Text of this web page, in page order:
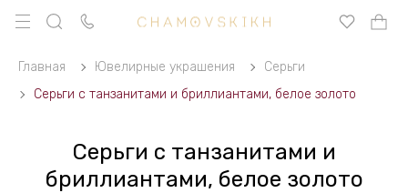
Главная Ювелирные украшения
Серьги
Серьги с танзанитами и бриллиантами, белое золото
Серьги с танзанитами и
бриллиантами, белое золото